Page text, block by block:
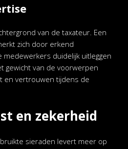
van de taxateur. Een
zich door erkend
medewerkers duidelijk uitleggen
gewicht van de voorwerpen
en vertrouwen tijdens de
en zekerheid
sieraden levert meer op